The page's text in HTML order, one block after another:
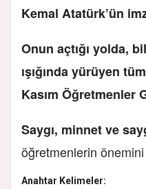
Kemal Atatürk’ün
Onun açtığı yolda,
ışığında yürüyen
Kasım Öğretmenler
Saygı, minnet ve
öğretmenlerin
Anahtar Kelimeler: